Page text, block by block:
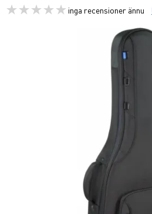
inga recensioner ännu